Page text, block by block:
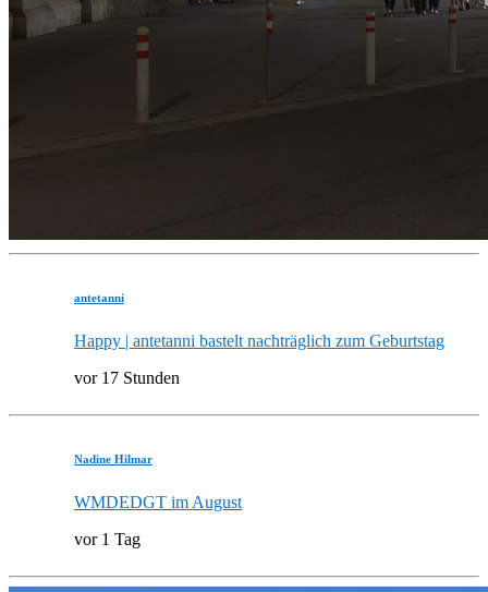
antetanni
Happy | antetanni bastelt nachträglich zum Geburtstag
vor 17 Stunden
Nadine Hilmar
WMDEDGT im August
vor 1 Tag